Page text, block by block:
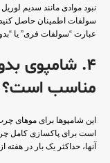
نبود موادی مانند سدیم
سولفات اطمینان حاصل
عبارت “سولفات فری” یا
4. شامپوی
مناسب است؟
این شامپوها برای موهای
است برای پاکسازی کامل
آنها، حداکثر یک بار در